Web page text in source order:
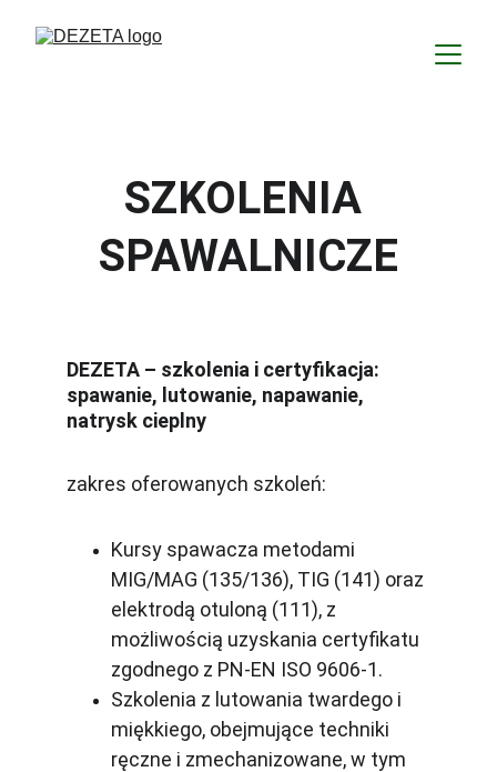
DEZETA – szkolenia i certyfikacja:
spawanie, lutowanie, napawanie,
natrysk cieplny
zakres oferowanych szkoleń:
Kursy spawacza metodami
MIG/MAG (135/136), TIG (141) oraz
elektrodą otuloną (111), z
możliwością uzyskania certyfikatu
zgodnego z PN-EN ISO 9606-1.
Szkolenia z lutowania twardego i
miękkiego, obejmujące techniki
ręczne i zmechanizowane, w tym
SZKOLENIA
SPAWALNICZE